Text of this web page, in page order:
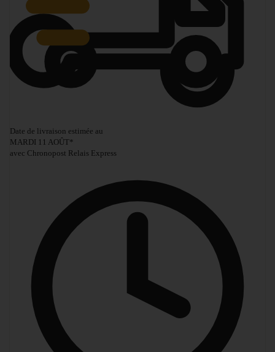
Date de livraison estimée au
MARDI 11 AOÛT*
avec Chronopost Relais Express